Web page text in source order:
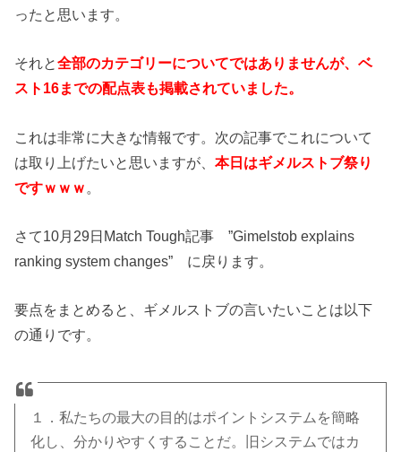
ったと思います。
それと全部のカテゴリーについてではありませんが、ベ
スト16までの配点表も掲載されていました。
これは非常に大きな情報です。次の記事でこれについて
は取り上げたいと思いますが、本日はギメルストブ祭り
ですｗｗｗ
さて10月29日Match Tough記事 ”Gimelstob explains
ranking system changes” に戻ります。
要点をまとめると、ギメルストブの言いたいことは以下
の通りです。
１．私たちの最大の目的はポイントシステムを簡略
化し、分かりやすくすることだ。旧システムではカ